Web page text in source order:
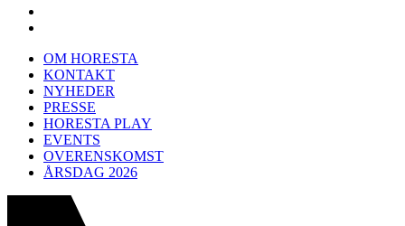
OM HORESTA
KONTAKT
NYHEDER
PRESSE
HORESTA PLAY
EVENTS
OVERENSKOMST
ÅRSDAG 2026